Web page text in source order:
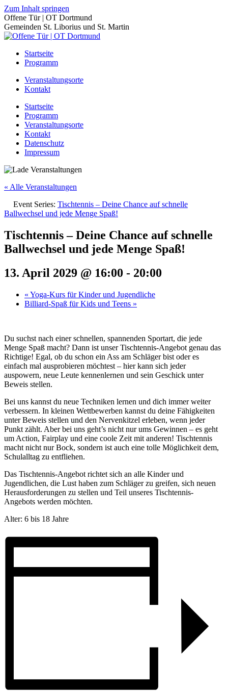
Zum Inhalt springen
Offene Tür | OT Dortmund
Gemeinden St. Liborius und St. Martin
Startseite
Programm
Veranstaltungsorte
Kontakt
Startseite
Programm
Veranstaltungsorte
Kontakt
Datenschutz
Impressum
« Alle Veranstaltungen
Event Series: Tischtennis – Deine Chance auf schnelle
Ballwechsel und jede Menge Spaß!
Tischtennis – Deine Chance auf schnelle
Ballwechsel und jede Menge Spaß!
13. April 2029 @ 16:00 - 20:00
« Yoga-Kurs für Kinder und Jugendliche
Billiard-Spaß für Kids und Teens »
Du suchst nach einer schnellen, spannenden Sportart, die jede
Menge Spaß macht? Dann ist unser Tischtennis-Angebot genau das
Richtige! Egal, ob du schon ein Ass am Schläger bist oder es
einfach mal ausprobieren möchtest – hier kann sich jeder
auspowern, neue Leute kennenlernen und sein Geschick unter
Beweis stellen.
Bei uns kannst du neue Techniken lernen und dich immer weiter
verbessern. In kleinen Wettbewerben kannst du deine Fähigkeiten
unter Beweis stellen und den Nervenkitzel erleben, wenn jeder
Punkt zählt. Aber bei uns geht’s nicht nur ums Gewinnen – es geht
um Action, Fairplay und eine coole Zeit mit anderen! Tischtennis
macht nicht nur Bock, sondern ist auch eine tolle Möglichkeit dem,
Schulalltag zu entfliehen.
Das Tischtennis-Angebot richtet sich an alle Kinder und
Jugendlichen, die Lust haben zum Schläger zu greifen, sich neuen
Herausforderungen zu stellen und Teil unseres Tischtennis-
Angebots werden möchten.
Alter: 6 bis 18 Jahre